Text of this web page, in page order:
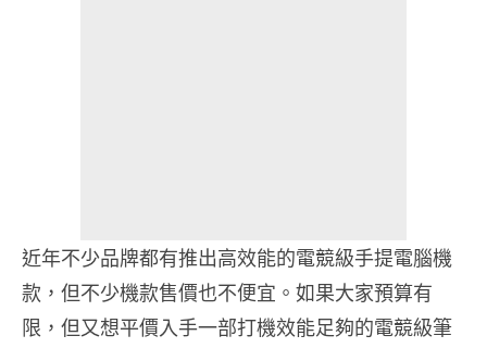
近年不少品牌都有推出高效能的電競級手提電腦機
款，但不少機款售價也不便宜。如果大家預算有
限，但又想平價入手一部打機效能足夠的電競級筆